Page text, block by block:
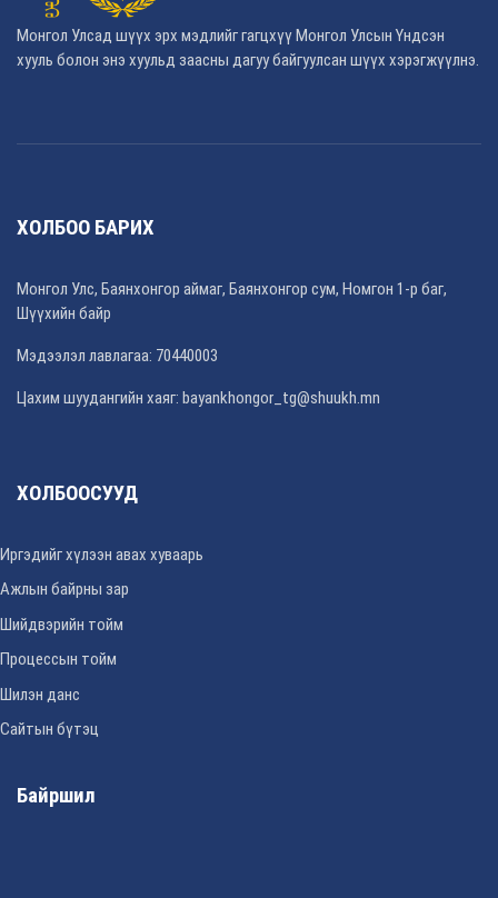
Монгол Улсад шүүх эрх мэдлийг гагцхүү Монгол Улсын Үндсэн
хууль болон энэ хуульд заасны дагуу байгуулсан шүүх хэрэгжүүлнэ.
ХОЛБОО БАРИХ
Монгол Улс, Баянхонгор аймаг, Баянхонгор сум, Номгон 1-р баг,
Шүүхийн байр
Мэдээлэл лавлагаа: 70440003
Цахим шуудангийн хаяг: bayankhongor_tg@shuukh.mn
ХОЛБООСУУД
Иргэдийг хүлээн авах хуваарь
Ажлын байрны зар
Шийдвэрийн тойм
Процессын тойм
Шилэн данс
Сайтын бүтэц
Байршил